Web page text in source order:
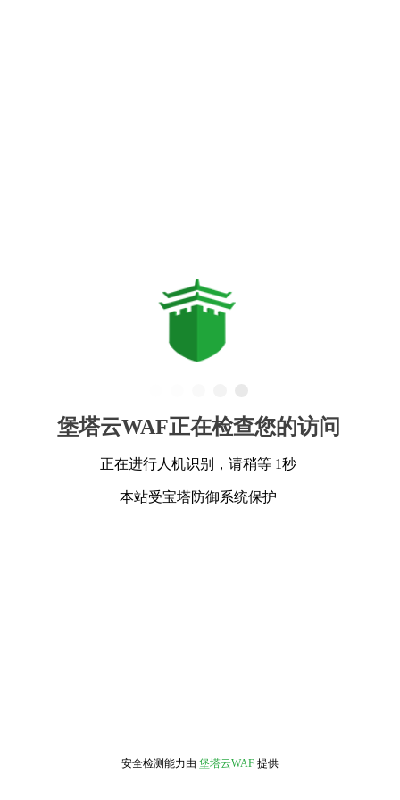
堡塔云WAF正在检查您的访问
正在进行人机识别，请稍等 1秒
本站受宝塔防御系统保护
安全检测能力由 堡塔云WAF 提供